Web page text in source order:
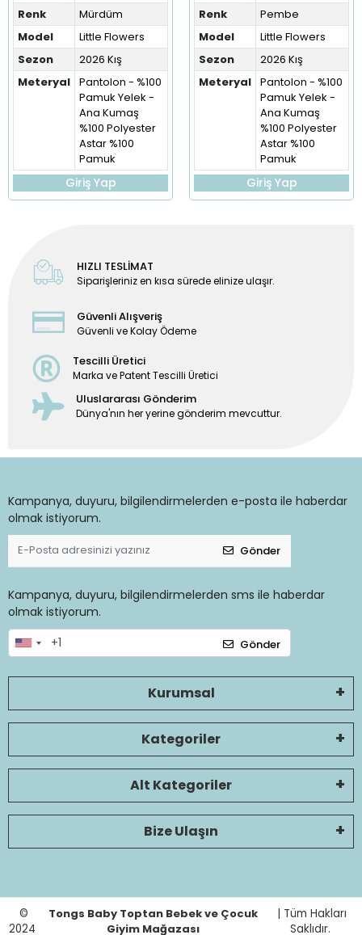
Renk
Mürdüm
Model
Little Flowers
Sezon
2026 Kış
Meteryal Pantolon - %100
Pamuk Yelek -
Ana Kumaş
%100 Polyester
Astar %100
Pamuk
Giriş Yap
Renk
Pembe
Model
Little Flowers
Sezon
2026 Kış
Meteryal Pantolon - %100
Pamuk Yelek -
Ana Kumaş
%100 Polyester
Astar %100
Pamuk
Giriş Yap
HIZLI TESLİMAT
Siparişleriniz en kısa sürede elinize ulaşır.
Güvenli Alışveriş
Güvenli ve Kolay Ödeme
Tescilli Üretici
Marka ve Patent Tescilli Üretici
Uluslararası Gönderim
Dünya'nın her yerine gönderim mevcuttur.
Kampanya, duyuru, bilgilendirmelerden e-posta ile haberdar
olmak istiyorum.
Gönder
Kampanya, duyuru, bilgilendirmelerden sms ile haberdar
olmak istiyorum.
Gönder
Kurumsal
Kategoriler
Alt Kategoriler
Bize Ulaşın
©
2024
Tongs Baby Toptan Bebek ve Çocuk
Giyim Mağazası
| Tüm Hakları
Saklıdır.